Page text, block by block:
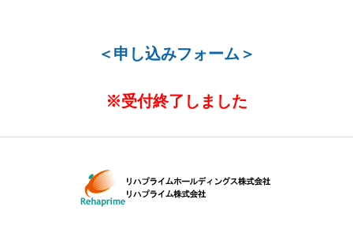
＜申し込みフォーム＞
※受付終了しました